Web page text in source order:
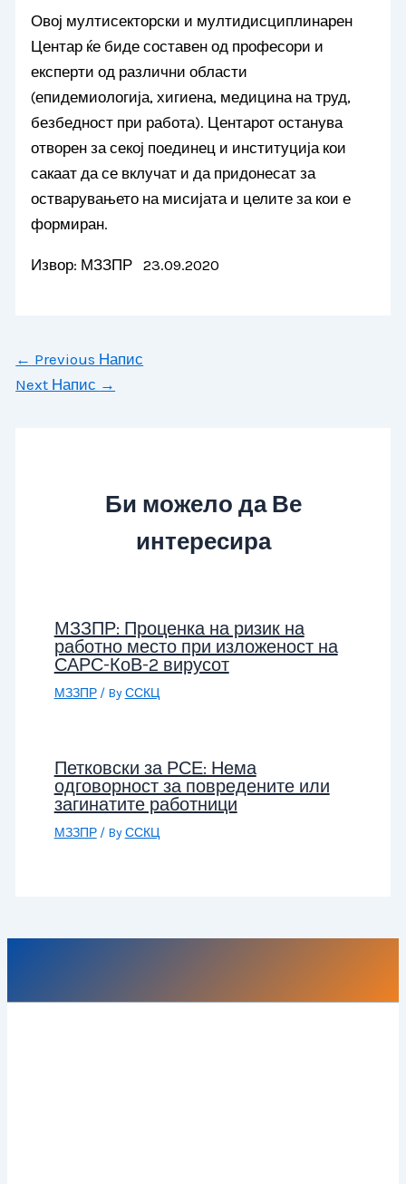
Овој мултисекторски и мултидисциплинарен
Центар ќе биде составен од професори и
експерти од различни области
(епидемиологија, хигиена, медицина на труд,
безбедност при работа). Центарот останува
отворен за секој поединец и институција кои
сакаат да се вклучат и да придонесат за
остварувањето на мисијата и целите за кои е
формиран.
Извор: МЗЗПР 23.09.2020
← Previous Напис
Next Напис →
Би можело да Ве
интересира
МЗЗПР: Проценка на ризик на
работно место при изложеност на
САРС-КоВ-2 вирусот
МЗЗПР/ ByССКЦ
Петковски за РСЕ: Нема
одговорност за повредените или
загинатите работници
МЗЗПР/ ByССКЦ